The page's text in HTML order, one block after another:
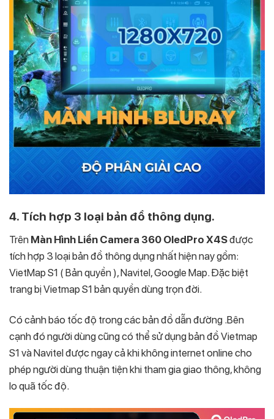
4. Tích hợp 3 loại bản đồ thông dụng.
Trên Màn Hình Liền Camera 360 OledPro X4Sđược
tích hợp 3 loại bản đồ thông dụng nhất hiện nay gồm:
VietMap S1 ( Bản quyền ), Navitel, Google Map. Đặc biệt
trang bị Vietmap S1 bản quyền dùng trọn đời.
Có cảnh báo tốc độ trong các bản đồ dẫn đường .Bên
cạnh đó người dùng cũng có thể sử dụng bản đồ Vietmap
S1 và Navitel được ngay cả khi không internet online cho
phép người dùng thuận tiện khi tham gia giao thông, không
lo quã tốc độ.